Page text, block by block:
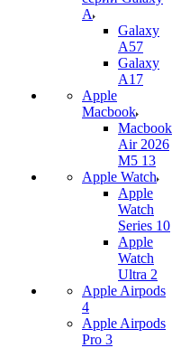
A
Galaxy
A57
Galaxy
A17
Apple
Macbook
Macbook
Air 2026
M5 13
Apple Watch
Apple
Watch
Series 10
Apple
Watch
Ultra 2
Apple Airpods
4
Apple Airpods
Pro 3